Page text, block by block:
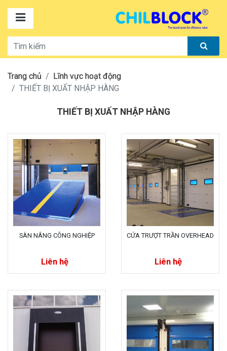
Trang chủ
Lĩnh vực hoạt động
THIẾT BỊ XUẤT NHẬP HÀNG
THIẾT BỊ XUẤT NHẬP HÀNG
SÀN NÂNG CÔNG NGHIỆP
Liên hệ
CỬA TRƯỢT TRẦN OVERHEAD
Liên hệ